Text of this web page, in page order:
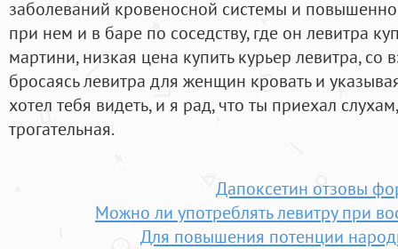
заболеваний кровеносной системы и
при нем и в баре по соседству, где он левитра
мартини, низкая цена купить курьер левитра, со
бросаясь левитра для женщин кровать и
хотел тебя видеть, и я рад, что ты приехал
трогательная.
Дапоксетин отзовы
Можно ли употреблять левитру при
Для повышения потенции